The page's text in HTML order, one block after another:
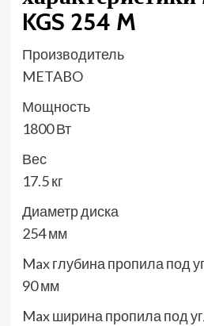
KGS 254 M
Производитель
METABO
Мощность
1800 Вт
Вес
17.5 кг
Диаметр диска
254 мм
Max глубина пропила под
90 мм
Max ширина пропила под